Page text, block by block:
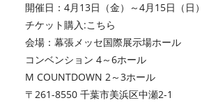
開催日：4月13日（金）～4月15日（日）
チケット購入:こちら
会場：幕張メッセ国際展示場ホール
コンベンション 4～6ホール
M COUNTDOWN 2～3ホール
〒261-8550 千葉市美浜区中瀬2-1